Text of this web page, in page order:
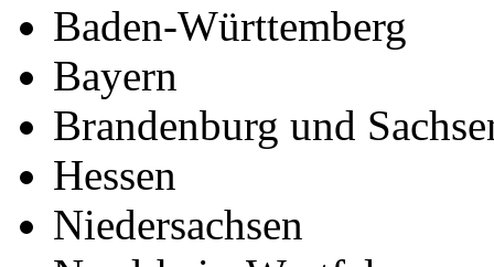
Baden-Württemberg
Bayern
Brandenburg und
Hessen
Niedersachsen